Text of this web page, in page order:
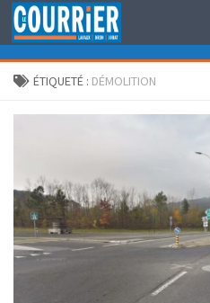
Au dessous du contenu
ÉTIQUETÉ : DÉMOLITION